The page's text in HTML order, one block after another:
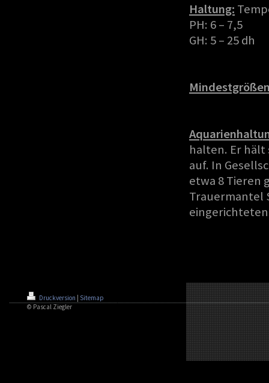
Haltung:
PH: 6 – 7,5
GH: 5 – 25 dh
halten. Er hält
auf. In
etwa 8 Tieren
Trauermantel
Druckversion | Sitemap
© Pascal Ziegler